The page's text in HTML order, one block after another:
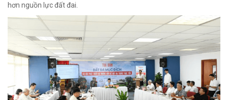
hơn nguồn lực đất đai.